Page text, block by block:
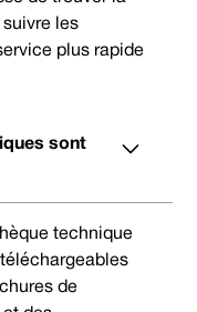
les
plus rapide
sont
technique
de